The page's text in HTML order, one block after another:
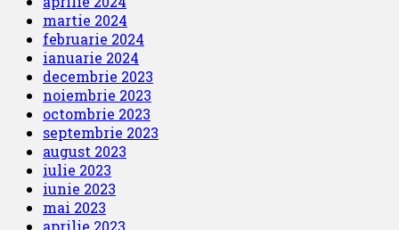
martie 2024
februarie 2024
ianuarie 2024
decembrie 2023
noiembrie 2023
octombrie 2023
septembrie 2023
august 2023
iulie 2023
iunie 2023
mai 2023
aprilie 2023